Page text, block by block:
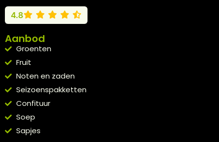
4.8
Aanbod
Groenten
Fruit
Noten en zaden
Seizoenspakketten
Confituur
Soep
Sapjes